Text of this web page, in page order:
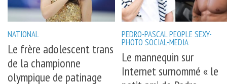
NATIONAL
Le frère adolescent trans
de la championne
olympique de patinage
PEDRO-PASCALPEOPLE SEXY-
PHOTO SOCIAL-MEDIA
Le mannequin sur
Internet surnommé « le